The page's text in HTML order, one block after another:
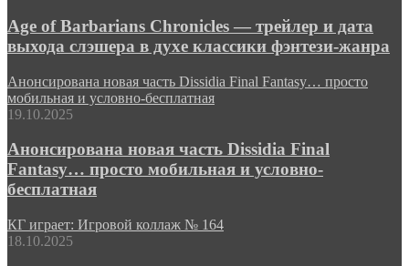
Age of Barbarians Chronicles — трейлер и дата
выхода слэшера в духе классики фэнтези-жанра
Анонсирована новая часть Dissidia Final Fantasy… просто
мобильная и условно-бесплатная
19.10.2025
Анонсирована новая часть Dissidia Final
Fantasy… просто мобильная и условно-
бесплатная
КГ играет: Игровой коллаж № 164
18.10.2025